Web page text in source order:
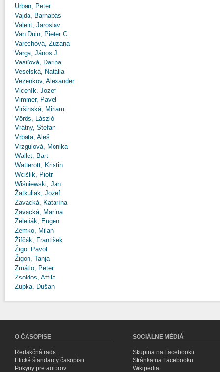
Urban, Peter
Vajda, Barnabás
Valent, Jaroslav
Van Duin, Pieter C.
Varechová, Zuzana
Varga, János J.
Vasiľová, Darina
Veselská, Natália
Vezenkov, Alexander
Viceník, Jozef
Vimmer, Pavel
Viršinská, Miriam
Vörös, László
Vrátny, Štefan
Vrbata, Aleš
Vrzgulová, Monika
Wallet, Bart
Watterott, Kristin
Wciślik, Piotr
Wiśniewski, Jan
Žatkuliak, Jozef
Zavacká, Katarína
Zavacká, Marína
Zeleňák, Eugen
Zemko, Milan
Žifčák, František
Žigo, Pavol
Žigon, Tanja
Zmátlo, Peter
Zsoldos, Attila
Zupka, Dušan
O ČASOPISE
Redakčná rada
Etické štandardy časopisu
Pokyny pre autorov
SOCIÁLNE MÉDIÁ
Skupina na Facebooku
Stránka na Facebooku
Wikipedia